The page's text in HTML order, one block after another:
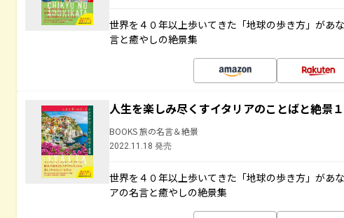
世界を４０年以上歩いてきた「地球の歩き方」があ
言と癒やしの絶景集
人生を楽しみ尽くすイタリアのことばと絶景
BOOKS 旅の名言＆絶景
2022.11.18 発売
世界を４０年以上歩いてきた「地球の歩き方」があ
アの名言と癒やしの絶景集